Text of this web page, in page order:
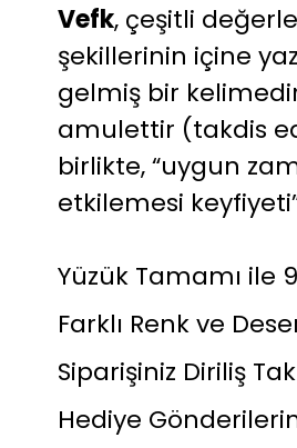
Vefk, çeşitli
şekillerinin içine
gelmiş bir
amulettir (takdis
birlikte, “uygun
etkilemesi
Yüzük Tamamı ile
Farklı Renk ve
Siparişiniz Diriliş
Hediye